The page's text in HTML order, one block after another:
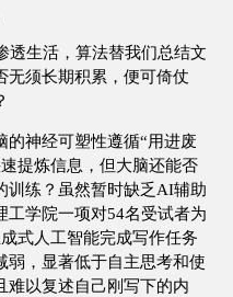
生活，算法替我们总结文
无须长期积累，便可倚仗
神经可塑性遵循“用进废
提炼信息，但大脑还能否
训练？虽然暂时缺乏AI辅助
工学院一项对54名受试者为
式人工智能完成写作任务
弱，显著低于自主思考和使
难以复述自己刚写下的内